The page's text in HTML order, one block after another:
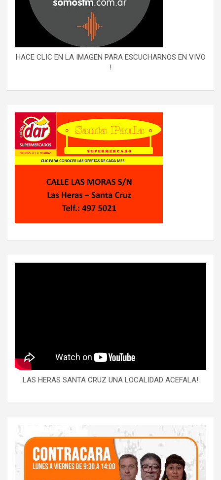
HACE CLIC EN LA IMAGEN PARA ESCUCHARNOS EN VIVO
!
LAS HERAS SANTA CRUZ UNA LOCALIDAD ACEFALA!